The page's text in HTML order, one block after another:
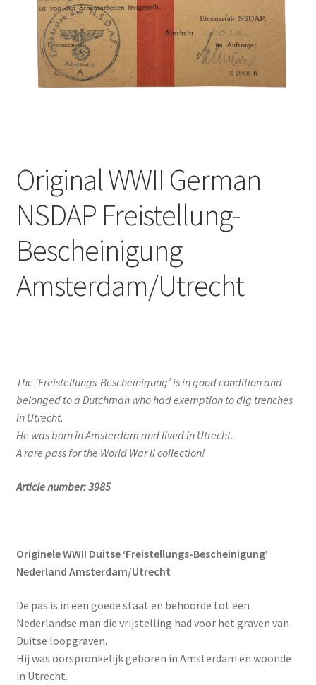
Original WWII German
NSDAP Freistellung-
Bescheinigung
Amsterdam/Utrecht
The ‘Freistellungs-Bescheinigung’ is in good condition and
belonged to a Dutchman who had exemption to dig trenches
in Utrecht.
He was born in Amsterdam and lived in Utrecht.
A rare pass for the World War II collection!
Article number: 3985
Originele WWII Duitse ‘Freistellungs-Bescheinigung’
Nederland Amsterdam/Utrecht
De pas is in een goede staat en behoorde tot een
Nederlandse man die vrijstelling had voor het graven van
Duitse loopgraven.
Hij was oorspronkelijk geboren in Amsterdam en woonde
in Utrecht.